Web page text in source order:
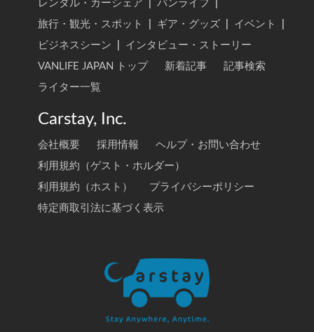
レンタル・カーシェア バンライフ
旅行・観光・スポット
ギア・グッズ イベント
ビジネスシーン
インタビュー・ストーリー
VANLIFE JAPAN トップ
新着記事
記事検索
ライター一覧
Carstay, Inc.
会社概要 採用情報
ヘルプ・お問い合わせ
利用規約（ゲスト・ホルダー）
利用規約（ホスト）
プライバシーポリシー
特定商取引法に基づく表示